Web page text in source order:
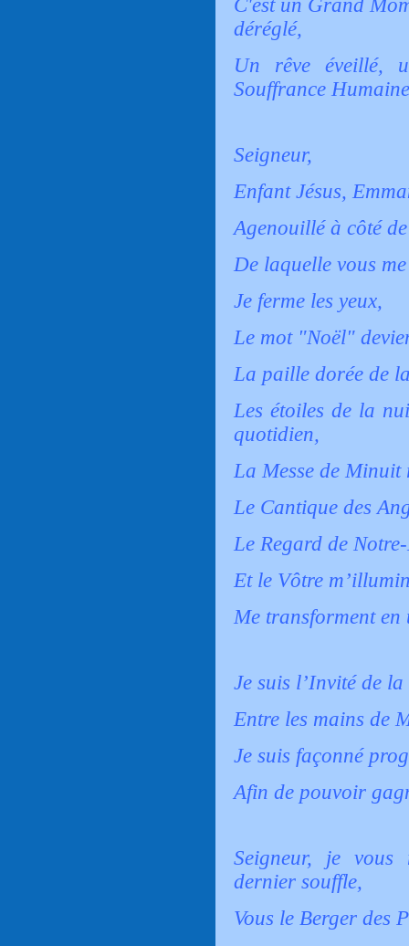
C'est un Grand
déréglé,
Un rêve éveillé,
Souffrance Humaine
Seigneur,
Enfant Jésus,
Agenouillé à côté
De laquelle vous
Je ferme les yeux,
Le mot "Noël"
La paille dorée de
Les étoiles de la
quotidien,
La Messe de Minuit
Le Cantique des
Le Regard de
Et le Vôtre
Me transforment en
Je suis l’Invité de
Entre les mains de
Je suis façonné
Afin de pouvoir
Seigneur, je vous
dernier souffle,
Vous le Berger des